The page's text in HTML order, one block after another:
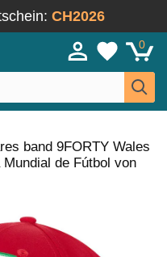
CH2026
0
band 9FORTY Wales
de Fútbol von